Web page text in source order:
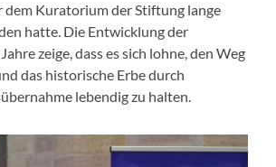
dem Kuratorium der Stiftung lange
hatte. Die Entwicklung der
zeige, dass es sich lohne, den Weg
das historische Erbe durch
lebendig zu halten.